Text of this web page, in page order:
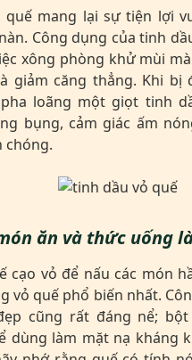
quế mang lại sự tiện lợi
Công dụng của tinh
xông phòng khử mùi
giảm căng thẳng. Khi bị
loãng một giọt tinh
bụng, cảm giác ấm
chóng.
ăn và thức uống
cạo vỏ để nấu các món
vỏ quế phổ biến nhất.
cũng rất đáng nể;
dùng làm mặt nạ kháng